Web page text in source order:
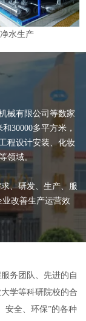
净水生产
械有限公司等数家
30000多平方米，
程设计安装、化妆
领域。
、研发、生产、服
改善生产运营效
务团队、先进的自
学等科研院校的合
安全、环保”的各种